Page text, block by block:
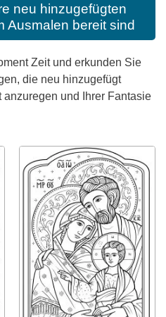
neu hinzugefügten
Ausmalen bereit sind
Zeit und erkunden Sie
die neu hinzugefügt
und Ihrer Fantasie